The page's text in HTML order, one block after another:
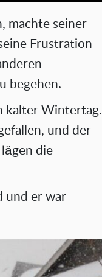
machte seiner
Frustration
begehen.
kalter Wintertag.
und der
die
und er war